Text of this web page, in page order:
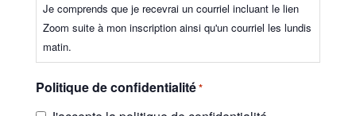
Je comprends que je recevrai un courriel incluant le lien
Zoom suite à mon inscription ainsi qu'un courriel les lundis
matin.
Politique de confidentialité*